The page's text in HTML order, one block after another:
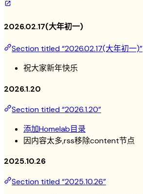
2026.02.17(大年初一)
Section titled “2026.02.17(大年初一)”
祝大家新年快乐
2026.1.20
Section titled “2026.1.20”
添加Homelab目录
因内容太多,rss移除content节点
2025.10.26
Section titled “2025.10.26”